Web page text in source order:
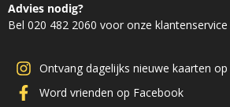
Advies nodig?
Bel 020 482 2060 voor onze klantenservice
Ontvang dagelijks nieuwe kaarten
Word vrienden op Facebook